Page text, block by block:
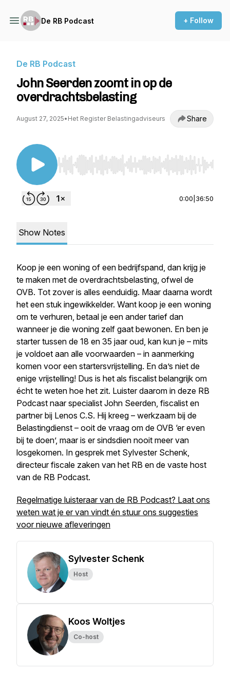
De RB Podcast + Follow
De RB Podcast
John Seerden zoomt in op de
overdrachtsbelasting
August 27, 2025• Het Register Belastingadviseurs Share
Use Left/Right to seek, Home/End to jump to
0:00 36:50
Show Notes
Koop je een woning of een bedrijfspand, dan krijg je
te maken met de overdrachtsbelasting, ofwel de
OVB. Tot zover is alles eenduidig. Maar daarna wordt
het een stuk ingewikkelder. Want koop je een woning
om te verhuren, betaal je een ander tarief dan
wanneer je die woning zelf gaat bewonen. En ben je
starter tussen de 18 en 35 jaar oud, kan kun je – mits
je voldoet aan alle voorwaarden – in aanmerking
komen voor een startersvrijstelling. En da’s niet de
enige vrijstelling! Dus is het als fiscalist belangrijk om
écht te weten hoe het zit. Luister daarom in deze RB
Podcast naar specialist John Seerden, fiscalist en
partner bij Lenos C.S. Hij kreeg – werkzaam bij de
Belastingdienst – ooit de vraag om de OVB ‘er even
bij te doen’, maar is er sindsdien nooit meer van
losgekomen. In gesprek met Sylvester Schenk,
directeur fiscale zaken van het RB en de vaste host
van de RB Podcast.
Regelmatige luisteraar van de RB Podcast? Laat ons
weten wat je er van vindt én stuur ons suggesties
voor nieuwe afleveringen
Sylvester Schenk
Host
Koos Woltjes
Co-host